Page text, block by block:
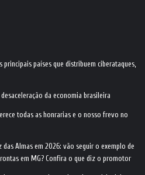
principais países que distribuem ciberataques,
da economia brasileira
todas as honrarias e o nosso frevo no
das Almas em 2026: vão seguir o exemplo de
em MG? Confira o que diz o promotor